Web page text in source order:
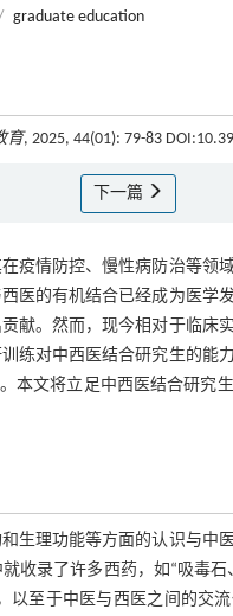
graduate education
育, 2025, 44(01): 79-83
下一篇
疫情防控、慢性病防治等领
医的有机结合已经成为医学
献。然而，现今相对于临床
练对中西医结合研究生的能
。本文将立足中西医结合研究
生理功能等方面的认识与中
收录了许多西药，如“吸毒
至于中医与西医之间的交